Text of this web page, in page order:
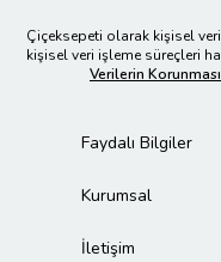
Çiçeksepeti olarak kişisel
kişisel veri işleme süreçleri
Verilerin
Faydalı Bilgiler
Kurumsal
İletişim